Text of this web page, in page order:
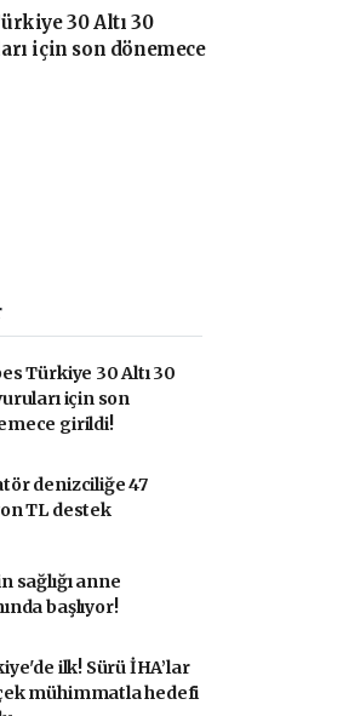
30 Altı 30
için son dönemece
Türkiye 30 Altı 30
için son
girildi!
denizciliğe 47
TL destek
sağlığı anne
başlıyor!
ilk! Sürü İHA’lar
mühimmatla hedefi